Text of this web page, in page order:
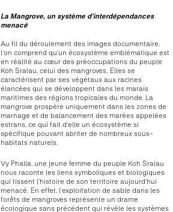
La Mangrove, un système d’interdépendances
menacé
Au fil du déroulement des images documentaire,
l’on comprend qu’un écosystème emblématique est
en réalité au cœur des préoccupations du peuple
Koh Sralau, celui des mangroves. Elles se
caractérisent par ses végétaux aux racines
élancées qui se développent dans les marais
maritimes des régions tropicales du monde. La
mangrove prospère uniquement dans les zones de
marnage et de balancement des marées appelées
estrans, ce qui fait d’elle un écosystème si
spécifique pouvant abriter de nombreux sous-
habitats naturels.
Vy Phalla, une jeune femme du peuple Koh Sralau
nous raconte les liens symboliques et biologiques
qui tissent l’histoire de son territoire aujourd’hui
menacé. En effet, l’exploitation de sable dans les
forêts de mangroves représente un drame
écologique sans précédent qui révèle les systèmes